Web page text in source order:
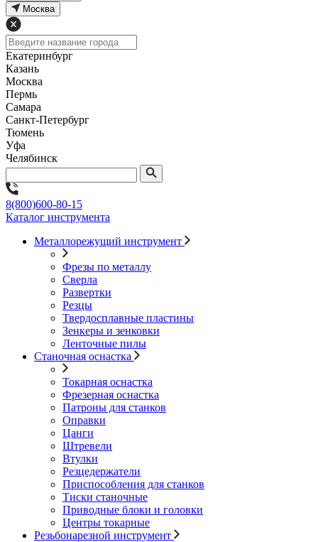
Москва
Екатеринбург
Казань
Москва
Пермь
Самара
Санкт-Петербург
Тюмень
Уфа
Челябинск
8(800)600-80-15
Каталог инструмента
Металлорежущий инструмент
Фрезы по металлу
Сверла
Развертки
Резцы
Твердосплавные пластины
Зенкеры и зенковки
Ленточные пилы
Станочная оснастка
Токарная оснастка
Фрезерная оснастка
Патроны для станков
Оправки
Цанги
Штревели
Втулки
Резцедержатели
Приспособления для станков
Тиски станочные
Приводные блоки и головки
Центры токарные
Резьбонарезной инструмент